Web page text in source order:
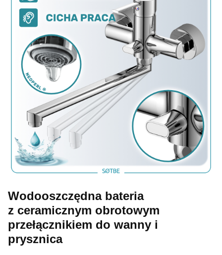
Wodooszczędna bateria
z ceramicznym obrotowym
przełącznikiem do wanny i
prysznica